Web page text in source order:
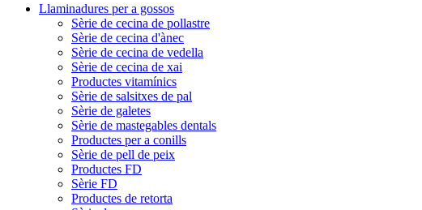
Llaminadures per a gossos
Sèrie de cecina de pollastre
Sèrie de cecina d'ànec
Sèrie de cecina de vedella
Sèrie de cecina de xai
Productes vitamínics
Sèrie de salsitxes de pal
Sèrie de galetes
Sèrie de mastegables dentals
Productes per a conills
Sèrie de pell de peix
Productes FD
Sèrie FD
Productes de retorta